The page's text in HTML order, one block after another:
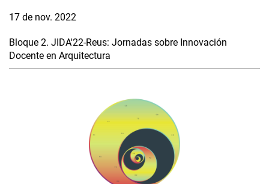
17 de nov. 2022
Bloque 2. JIDA'22-Reus: Jornadas sobre Innovación
Docente en Arquitectura